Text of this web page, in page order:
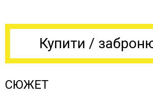
Купити /
СЮЖЕТ